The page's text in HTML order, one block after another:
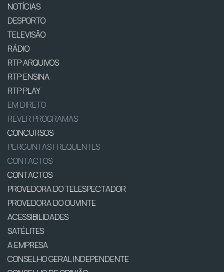
NOTÍCIAS
DESPORTO
TELEVISÃO
RÁDIO
RTP ARQUIVOS
RTP ENSINA
RTP PLAY
EM DIRETO
REVER PROGRAMAS
CONCURSOS
PERGUNTAS FREQUENTES
CONTACTOS
CONTACTOS
PROVEDORA DO TELESPECTADOR
PROVEDORA DO OUVINTE
ACESSIBILIDADES
SATÉLITES
A EMPRESA
CONSELHO GERAL INDEPENDENTE